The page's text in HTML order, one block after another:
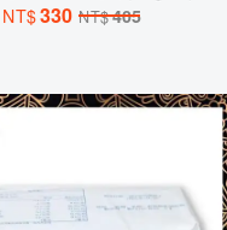
NT$330 NT$405